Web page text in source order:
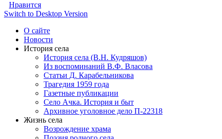
Нравится
Switch to Desktop Version
О сайте
Новости
История села
История села (В.Н. Кудряшов)
Из воспоминаний В.Ф. Власова
Статьи Д. Карабельникова
Трагедия 1959 года
Газетные публикации
Село Ачка. История и быт
Архивное уголовное дело П-22318
Жизнь села
Возрождение храма